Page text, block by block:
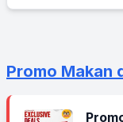
Promo Makan